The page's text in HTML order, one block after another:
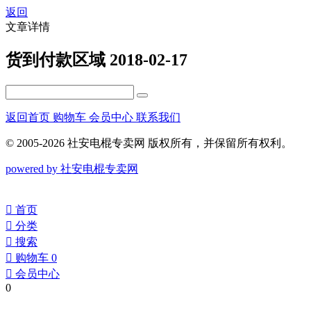
返回
文章详情
货到付款区域 2018-02-17
返回首页 购物车 会员中心 联系我们
© 2005-2026 社安电棍专卖网 版权所有，并保留所有权利。
powered by 社安电棍专卖网
󰀁 首页
󰀂 分类
󰀃 搜索
󰀄 购物车 0
󰀅 会员中心
0